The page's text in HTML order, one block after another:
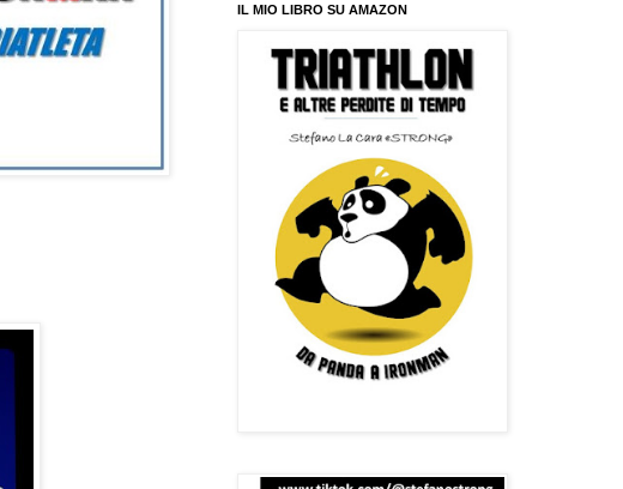
IL MIO LIBRO SU AMAZON